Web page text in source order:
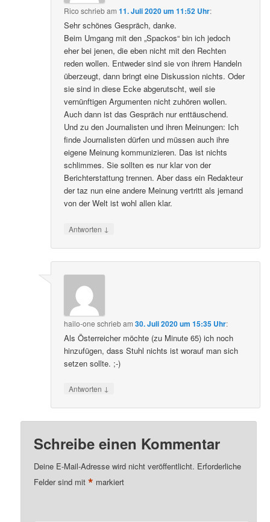
Rico schriebam11. Juli 2020 um 11:52 Uhr:
Sehr schönes Gespräch, danke.
Beim Umgang mit den „Spackos“ bin ich jedoch
eher bei jenen, die eben nicht mit den Rechten
reden wollen. Entweder sind sie von ihrem Handeln
überzeugt, dann bringt eine Diskussion nichts. Oder
sie sind in diese Ecke abgerutscht, weil sie
vernünftigen Argumenten nicht zuhören wollen.
Auch dann ist das Gespräch nur enttäuschend.
Und zu den Journalisten und ihren Meinungen: Ich
finde Journalisten dürfen und müssen auch ihre
eigene Meinung kommunizieren. Das ist nichts
schlimmes. Sie sollten es nur klar von der
Berichterstattung trennen. Aber dass ein Redakteur
der taz nun eine andere Meinung vertritt als jemand
von der Welt ist wohl allen klar.
Antworten ↓
hailo-one schriebam30. Juli 2020 um 15:35 Uhr:
Als Österreicher möchte (zu Minute 65) ich noch
hinzufügen, dass Stuhl nichts ist worauf man sich
setzen sollte. ;-)
Antworten ↓
Schreibe einen Kommentar
Deine E-Mail-Adresse wird nicht veröffentlicht. Erforderliche
Felder sind mit* markiert